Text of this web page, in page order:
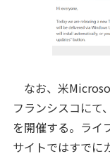
なお、米
フランシスコにて
を開催する。ライ
サイトではすでに